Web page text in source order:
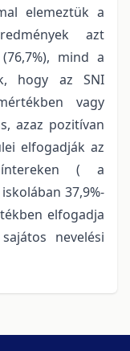
elemeztük a
azt
mind a
hogy az SNI
vagy
azaz pozitívan
elfogadják az
( a
37,9%-
elfogadja
nevelési